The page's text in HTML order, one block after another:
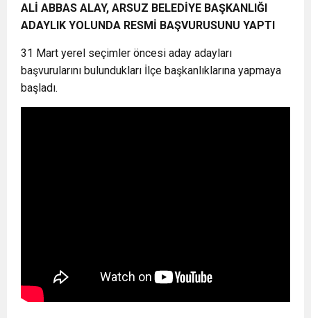
ALİ ABBAS ALAY, ARSUZ BELEDİYE BAŞKANLIĞI
ADAYLIK YOLUNDA RESMİ BAŞVURUSUNU YAPTI
31 Mart yerel seçimler öncesi aday adayları
başvurularını bulundukları İlçe başkanlıklarına yapmaya
başladı.